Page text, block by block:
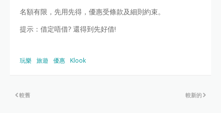
名額有限，先用先得，優惠受條款及細則約束。
提示：借定唔借? 還得到先好借!
玩樂 旅遊 優惠 Klook
較新的
較舊